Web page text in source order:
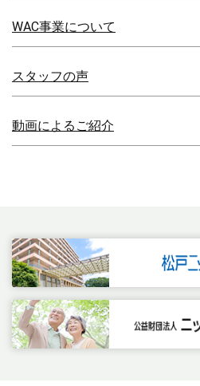
WAC事業について
スタッフの声
動画によるご紹介